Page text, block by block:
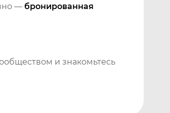
— бронированная
и знакомьтесь